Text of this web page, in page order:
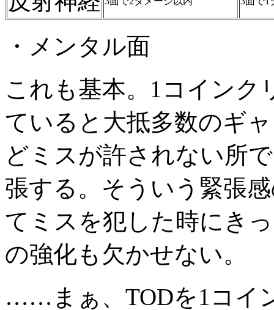
・メンタル面
これも基本。1コインク
ていると大抵多数のギ
どミスが許されない所
張する。そういう緊張
てミスを犯した時にき
の強化も欠かせない。
……まぁ、TODを1コイ